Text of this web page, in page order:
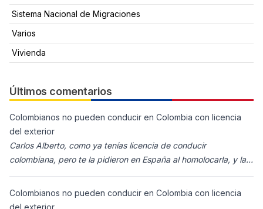
Sistema Nacional de Migraciones
Varios
Vivienda
Últimos comentarios
Colombianos no pueden conducir en Colombia con licencia
del exterior
Carlos Alberto, como ya tenías licencia de conducir
colombiana, pero te la pidieron en España al homolocarla, y la
Colombianos no pueden conducir en Colombia con licencia
del exterior